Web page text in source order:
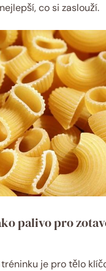
co si zaslouží.
palivo pro
je pro tělo